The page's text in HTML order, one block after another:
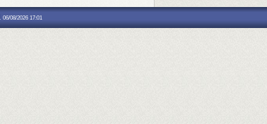
06/08/2026 17:01